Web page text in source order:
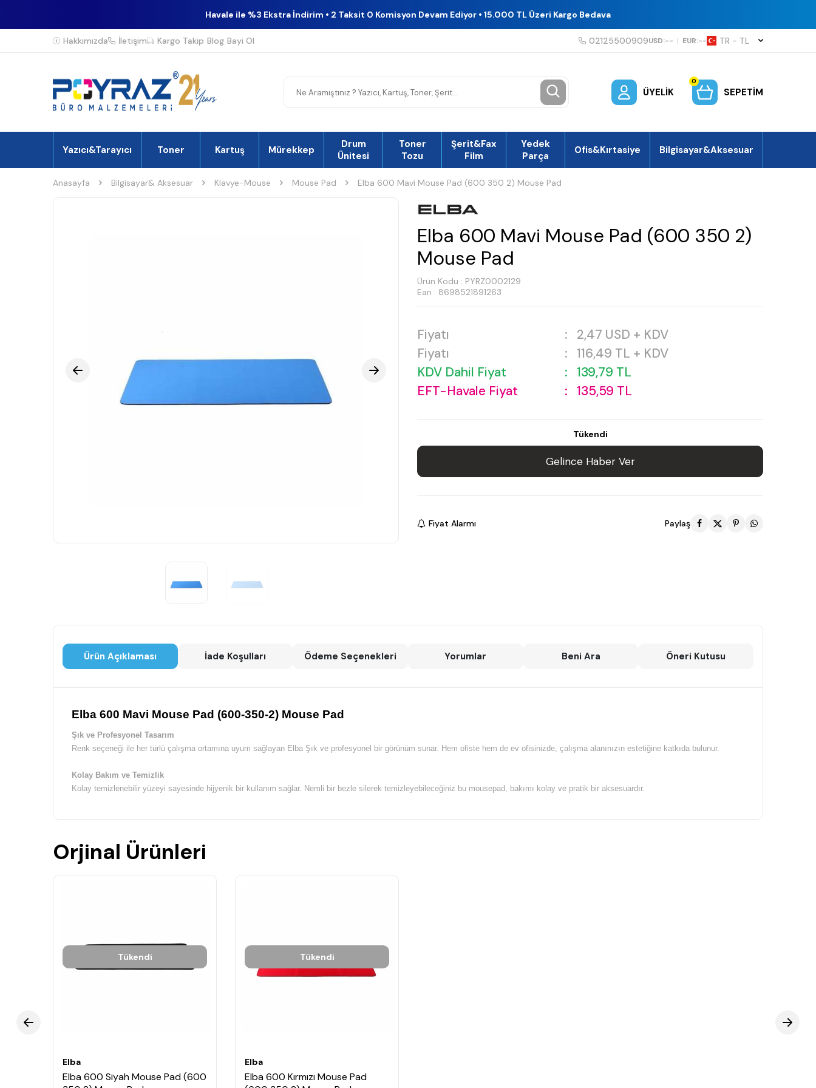
Havale ile %3 Ekstra İndirim • 2 Taksit 0 Komisyon Devam Ediyor • 15.000 TL Üzeri Kargo Bedava
Hakkımızda İletişim Kargo Takip Blog Bayi Ol 02125500909USD:-- | EUR:-- TR − TL
ÜYELIK
0
SEPETIM
Yazıcı&Tarayıcı Toner Kartuş Mürekkep
Drum
Ünitesi
Toner
Tozu
Şerit&Fax
Film
Yedek
Parça
Ofis&Kırtasiye Bilgisayar&Aksesuar
Anasayfa Bilgisayar& Aksesuar Klavye-Mouse Mouse Pad Elba 600 Mavi Mouse Pad (600 350 2) Mouse Pad
Elba 600 Mavi Mouse Pad (600 350 2)
Mouse Pad
Ürün Kodu : PYRZ0002129
Ean : 8698521891263
Fiyatı : 2,47 USD + KDV
Fiyatı
: 116,49 TL + KDV
KDV Dahil Fiyat
: 139,79 TL
EFT-Havale Fiyat
: 135,59 TL
Tükendi
Gelince Haber Ver
Fiyat Alarmı Paylaş
Ürün Açıklaması İade Koşulları Ödeme Seçenekleri Yorumlar Beni Ara Öneri Kutusu
Elba 600 Mavi Mouse Pad (600-350-2) Mouse Pad
Şık ve Profesyonel Tasarım
Renk seçeneği ile her türlü çalışma ortamına uyum sağlayan Elba Şık ve profesyonel bir görünüm sunar. Hem ofiste hem de ev ofisinizde, çalışma alanınızın estetiğine katkıda bulunur.
Kolay Bakım ve Temizlik
Kolay temizlenebilir yüzeyi sayesinde hijyenik bir kullanım sağlar. Nemli bir bezle silerek temizleyebileceğiniz bu mousepad, bakımı kolay ve pratik bir aksesuardır.
Orjinal Ürünleri
Tükendi
Elba
Elba 600 Siyah Mouse Pad (600
Tükendi
Elba
Elba 600 Kırmızı Mouse Pad